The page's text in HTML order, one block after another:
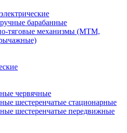
барабанные
тяговые механизмы (МТМ,
червячные
шестеренчатые стационарные
шестеренчатые передвижные